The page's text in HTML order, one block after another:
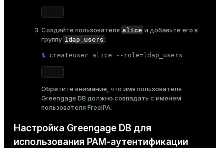
Создайте пользователя alice и добавьте его в
группу ldap_users:
$ createuser alice --role=ldap_users
Обратите внимание, что имя пользователя
Greengage DB должно совпадать с именем
пользователя FreeIPA.
Настройка Greengage DB для
использования PAM-аутентификации